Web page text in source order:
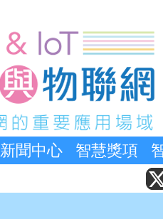
新聞中心 智慧獎項